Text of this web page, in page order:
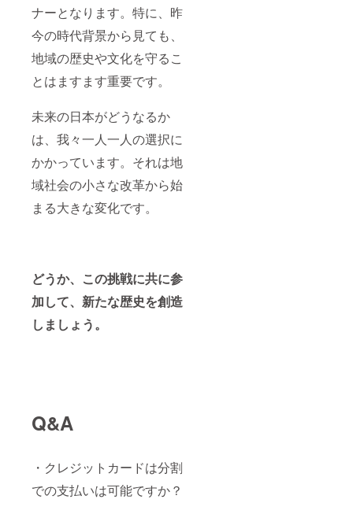
ナーとなります。特に、昨
今の時代背景から見ても、
地域の歴史や文化を守るこ
とはますます重要です。
未来の日本がどうなるか
は、我々一人一人の選択に
かかっています。それは地
域社会の小さな改革から始
まる大きな変化です。
どうか、この挑戦に共に参
加して、新たな歴史を創造
しましょう。
Q&A
・クレジットカードは分割
での支払いは可能ですか？